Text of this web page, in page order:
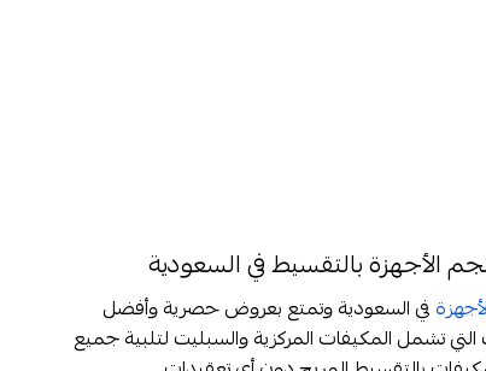
الأجهزة بالتقسيط في السعودية
في السعودية وتمتع بعروض حصرية وأفضل
تشمل المكيفات المركزية والسبليت لتلبية جميع